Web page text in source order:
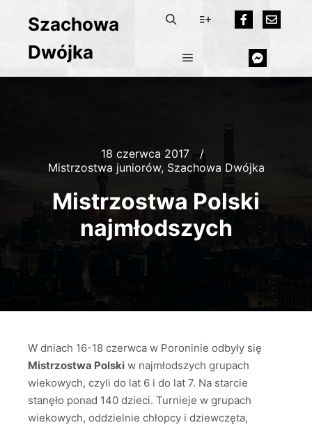
Szachowa
Dwójka
18 czerwca 2017
Mistrzostwa juniorów, Szachowa Dwójka
Mistrzostwa Polski
najmłodszych
W dniach 16-18 czerwca w Poroninie odbyły się
Mistrzostwa Polski w najmłodszych grupach
wiekowych, czyli do lat 6 i do lat 7. Na starcie
stanęło ponad 140 dzieci. Turnieje w grupach
wiekowych, oddzielnie chłopcy i dziewczęta,